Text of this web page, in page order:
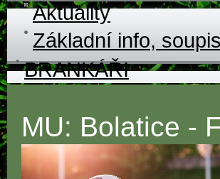
Aktuality
Základní info,
BRANKÁŘI
MU: Bolatice -